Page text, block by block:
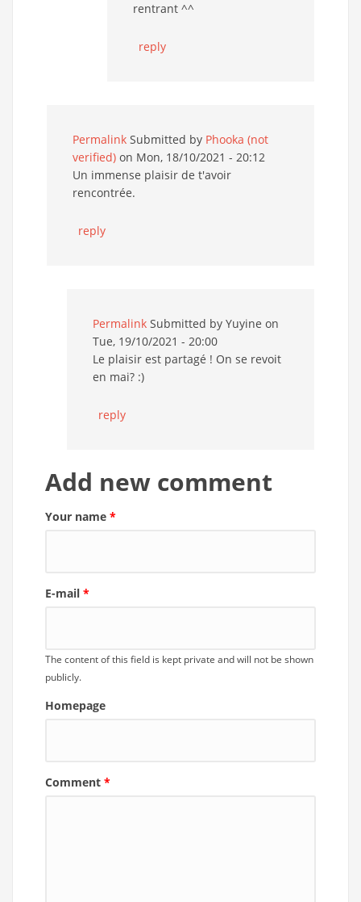
rentrant ^^
reply
Permalink Submitted by Phooka (not
verified) on Mon, 18/10/2021 - 20:12
Un immense plaisir de t'avoir
rencontrée.
reply
Permalink Submitted by Yuyine on
Tue, 19/10/2021 - 20:00
Le plaisir est partagé ! On se revoit
en mai? :)
reply
Add new comment
Your name *
E-mail *
The content of this field is kept private and will not be shown
publicly.
Homepage
Comment *